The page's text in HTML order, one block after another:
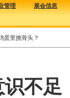
管理 ·展会信息
蛋里挑骨头？
不